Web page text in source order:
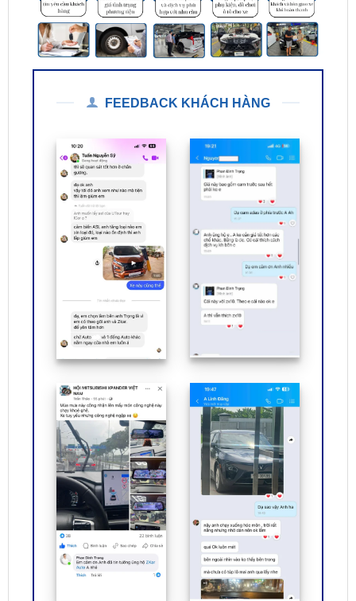
FEEDBACK KHÁCH HÀNG